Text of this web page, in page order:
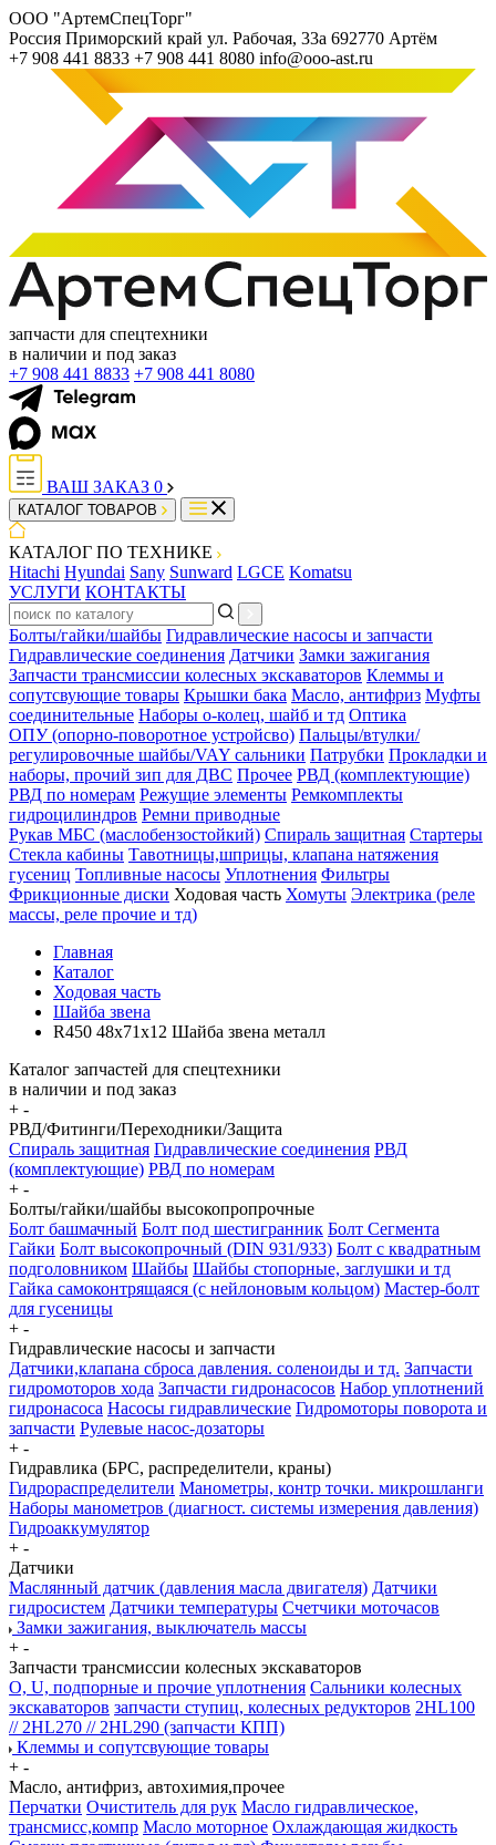
ООО "АртемСпецТорг"
Россия Приморский край ул. Рабочая, 33а 692770 Артём
+7 908 441 8833 +7 908 441 8080 info@ooo-ast.ru
запчасти для спецтехники
в наличии и под заказ
+7 908 441 8833 +7 908 441 8080
ВАШ ЗАКАЗ 0
КАТАЛОГ ТОВАРОВ
КАТАЛОГ ПО ТЕХНИКЕ
Hitachi Hyundai Sany Sunward LGCE Komatsu
УСЛУГИ КОНТАКТЫ
Болты/гайки/шайбы Гидравлические насосы и запчасти
Гидравлические соединения Датчики Замки зажигания
Запчасти трансмиссии колесных экскаваторов Клеммы и
сопутсвующие товары Крышки бака Масло, антифриз Муфты
соединительные Наборы о-колец, шайб и тд Оптика
ОПУ (опорно-поворотное устройсво) Пальцы/втулки/
регулировочные шайбы/VAY сальники Патрубки Прокладки и
наборы, прочий зип для ДВС Прочее РВД (комплектующие)
РВД по номерам Режущие элементы Ремкомплекты
гидроцилиндров Ремни приводные
Рукав МБС (маслобензостойкий) Спираль защитная Стартеры
Стекла кабины Тавотницы,шприцы, клапана натяжения
гусениц Топливные насосы Уплотнения Фильтры
Фрикционные диски Ходовая часть Хомуты Электрика (реле
массы, реле прочие и тд)
Главная
Каталог
Ходовая часть
Шайба звена
R450 48x71x12 Шайба звена металл
Каталог запчастей для спецтехники
в наличии и под заказ
+ -
РВД/Фитинги/Переходники/Защита
Спираль защитная Гидравлические соединения РВД
(комплектующие) РВД по номерам
+ -
Болты/гайки/шайбы высокопропрочные
Болт башмачный Болт под шестигранник Болт Сегмента
Гайки Болт высокопрочный (DIN 931/933) Болт с квадратным
подголовником Шайбы Шайбы стопорные, заглушки и тд
Гайка самоконтрящаяся (с нейлоновым кольцом) Мастер-болт
для гусеницы
+ -
Гидравлические насосы и запчасти
Датчики,клапана сброса давления. соленоиды и тд. Запчасти
гидромоторов хода Запчасти гидронасосов Набор уплотнений
гидронасоса Насосы гидравлические Гидромоторы поворота и
запчасти Рулевые насос-дозаторы
+ -
Гидравлика (БРС, распределители, краны)
Гидрораспределители Манометры, контр точки. микрошланги
Наборы манометров (диагност. системы измерения давления)
Гидроаккумулятор
+ -
Датчики
Маслянный датчик (давления масла двигателя) Датчики
гидросистем Датчики температуры Счетчики моточасов
Замки зажигания, выключатель массы
+ -
Запчасти трансмиссии колесных экскаваторов
О, U, подпорные и прочие уплотнения Сальники колесных
экскаваторов запчасти ступиц, колесных редукторов 2HL100
// 2HL270 // 2HL290 (запчасти КПП)
Клеммы и сопутсвующие товары
+ -
Масло, антифриз, автохимия,прочее
Перчатки Очиститель для рук Масло гидравлическое,
трансмисс,компр Масло моторное Охлаждающая жидкость